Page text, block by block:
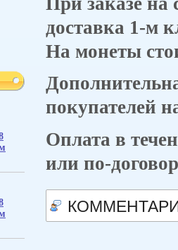
доставка 1-м
На монеты
покупателей
Оплата в
или по-